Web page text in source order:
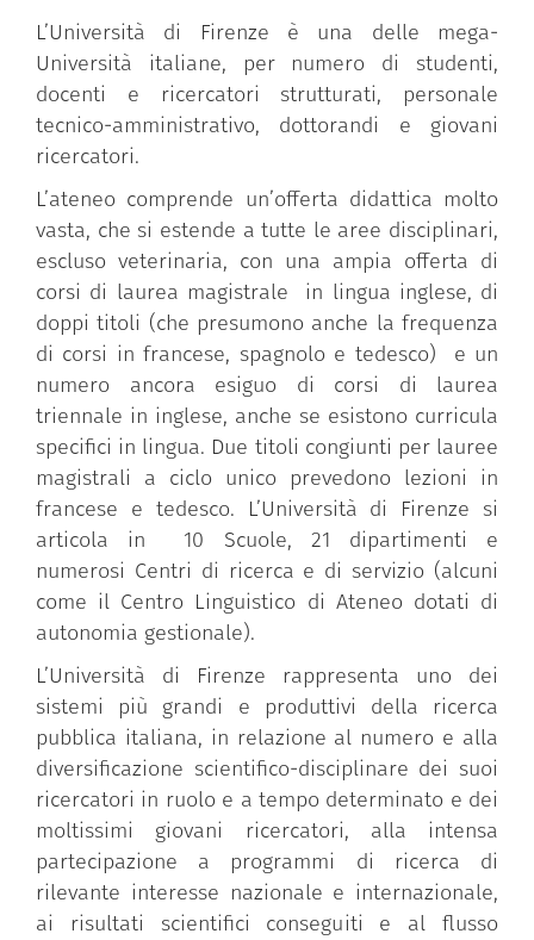
L’Università di Firenze è una delle mega-
Università italiane, per numero di studenti,
docenti e ricercatori strutturati, personale
tecnico-amministrativo, dottorandi e giovani
ricercatori.
L’ateneo comprende un’offerta didattica molto
vasta, che si estende a tutte le aree disciplinari,
escluso veterinaria, con una ampia offerta di
corsi di laurea magistrale in lingua inglese, di
doppi titoli (che presumono anche la frequenza
di corsi in francese, spagnolo e tedesco) e un
numero ancora esiguo di corsi di laurea
triennale in inglese, anche se esistono curricula
specifici in lingua. Due titoli congiunti per lauree
magistrali a ciclo unico prevedono lezioni in
francese e tedesco. L’Università di Firenze si
articola in 10 Scuole, 21 dipartimenti e
numerosi Centri di ricerca e di servizio (alcuni
come il Centro Linguistico di Ateneo dotati di
autonomia gestionale).
L’Università di Firenze rappresenta uno dei
sistemi più grandi e produttivi della ricerca
pubblica italiana, in relazione al numero e alla
diversificazione scientifico-disciplinare dei suoi
ricercatori in ruolo e a tempo determinato e dei
moltissimi giovani ricercatori, alla intensa
partecipazione a programmi di ricerca di
rilevante interesse nazionale e internazionale,
ai risultati scientifici conseguiti e al flusso